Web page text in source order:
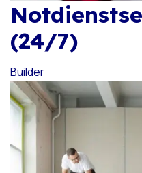
(24/7)
Builder